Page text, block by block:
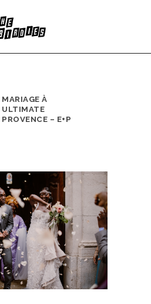
MARIAGE À
ULTIMATE
PROVENCE – E+P